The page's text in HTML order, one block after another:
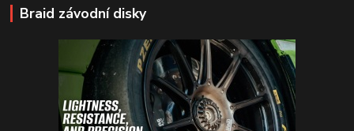
Braid závodní disky